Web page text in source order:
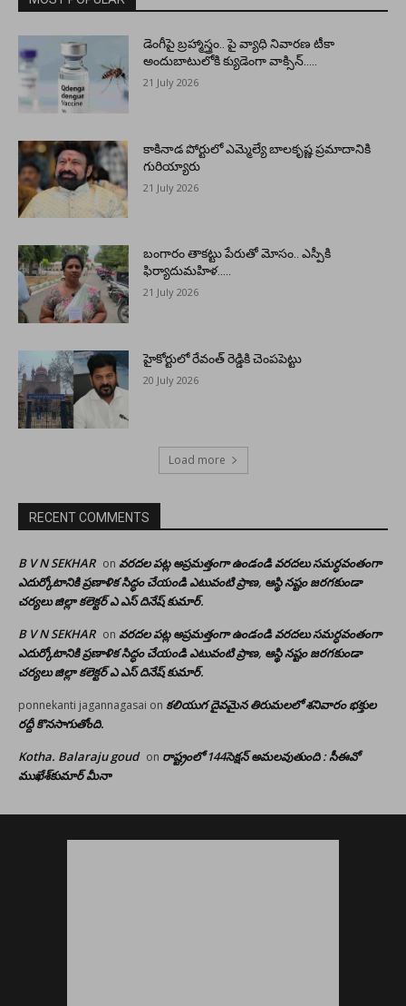
డెంగీపై బ్రహ్మాస్త్రం.. పై వ్యాధి నివారణ టీకా
అందుబాటులోకి క్యుడెంగా వాక్సిన్…..
21 July 2026
కాకినాడ పోర్టులో ఎమ్మెల్యే బాలకృష్ణ ప్రమాదానికి
గురియ్యారు
21 July 2026
బంగారం తాకట్టు పేరుతో మోసం.. ఎస్పీకి
ఫిర్యాదుమహిళ…..
21 July 2026
హైకోర్టులో రేవంత్ రెడ్డికి చెంపపెట్టు
20 July 2026
Load more
RECENT COMMENTS
B V N SEKHAR on వరదల పట్ల అప్రమత్తంగా ఉండండి వరదలు సమర్ధవంతంగా
ఎదుర్కోటానికి ప్రణాళిక సిద్ధం చేయండి ఎటువంటి ప్రాణ, ఆస్థి నష్టం జరగకుండా
చర్యలు జిల్లా కలెక్టర్ ఎ ఎస్ దినేష్ కుమార్.
B V N SEKHAR on వరదల పట్ల అప్రమత్తంగా ఉండండి వరదలు సమర్ధవంతంగా
ఎదుర్కోటానికి ప్రణాళిక సిద్ధం చేయండి ఎటువంటి ప్రాణ, ఆస్థి నష్టం జరగకుండా
చర్యలు జిల్లా కలెక్టర్ ఎ ఎస్ దినేష్ కుమార్.
ponnekanti jagannagasai on కలియుగ దైవమైన తిరుమలలో శనివారం భక్తుల
రద్దీ కొనసాగుతోంది.
Kotha. Balaraju goud on రాష్ట్రంలో 144సెక్షన్ అమలవుతుంది : సీఈవో
ముఖేశ్‌కుమార్‌ మీనా